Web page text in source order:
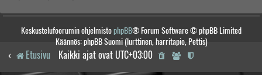
Keskustelufoorumin ohjelmistophpBB® Forum Software © phpBB Limited
Käännös: phpBB Suomi (lurttinen, harritapio, Pettis)
Etusivu Kaikki ajat ovat UTC+03:00